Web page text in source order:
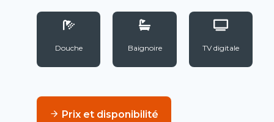
Douche Baignoire TV digitale
Prix et disponibilité